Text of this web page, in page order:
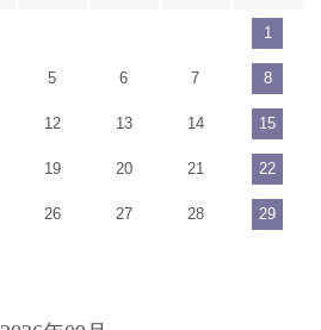
1
5 6 7 8
12 13 14 15
19 20 21 22
26 27 28 29